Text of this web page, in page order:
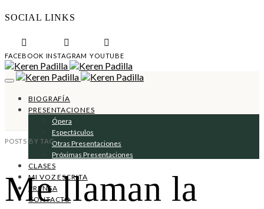
SOCIAL LINKS
FACEBOOK INSTAGRAM YOUTUBE
BIOGRAFÍA
PRESENTACIONES
Ópera
Espectáculos
Otras Presentaciones
Próximas Presentaciones
CLASES
MI VOZ ESCRITA
PRENSA
CONTACTO
POSTS BY TAG
Me llaman la